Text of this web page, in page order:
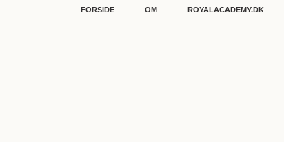
FORSIDE OM ROYALACADEMY.DK